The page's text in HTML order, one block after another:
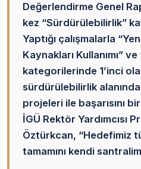
Değerlendirme Genel
kez “Sürdürülebilirlik”
Yaptığı çalışmalarla
Kaynakları Kullanımı”
kategorilerinde 1’inci
sürdürülebilirlik
projeleri ile başarısını
İGÜ Rektör Yardımcısı
Öztürkcan, “Hedefimiz
tamamını kendi